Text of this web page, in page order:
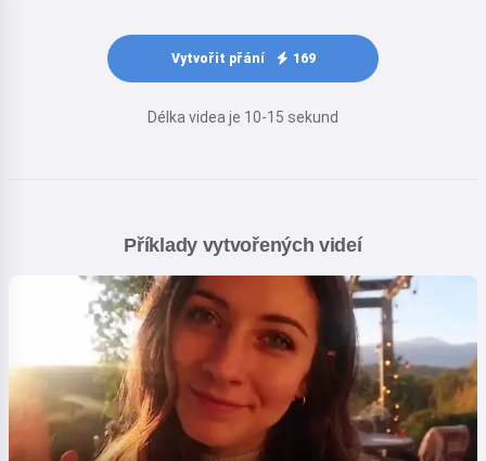
Vytvořit přání 169
Délka videa je 10-15 sekund
Příklady vytvořených videí